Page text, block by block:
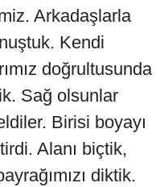
Arkadaşlarla
Kendi
doğrultusunda
Sağ olsunlar
Birisi boyayı
Alanı biçtik,
diktik.